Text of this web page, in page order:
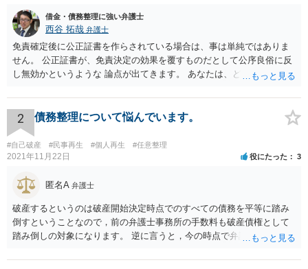
借金・債務整理に強い弁護士
西谷 拓哉 弁護士
免責確定後に公正証書を作らされている場合は、事は単純ではありま
せん。 公正証書が、免責決定の効果を覆すものだとして公序良俗に反
し無効かというような 論点が出てきます。 あなたは、どこかできちん
を設けてもらう必要が高いと思います。 ネットで広告を出しているよ
うな法律事務所だと、またまずい処理をする法律事務所に相談してし
まう恐れがあるので まずは、下記のURLを参考に、弁護士会が設置・
開催している、債務整理等の相談を受けて今回の一連の流れを踏まえ
て相談されることをお勧め致します。 https://www.horitsu-sodan.jp/so
2 債務整理について悩んでいます。
#自己破産 #民事再生 #個人再生 #任意整理
2021年11月22日 役にたった 3
匿名A 弁護士
破産するというのは破産開始決定時点でのすべての債務を平等に踏み
倒すということなので，前の弁護士事務所の手数料も破産債権として
踏み倒しの対象になります。 逆に言うと，今の時点で弁護士手数料を
なるので，方針が決まるまでは支払わない方がいいでしょう。 費用は